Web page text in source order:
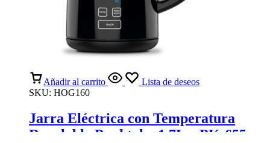
Añadir al carrito
Lista de deseos
SKU: HOG160
Jarra Eléctrica con Temperatura
Regulable Punktal – 1.7L – PK-655